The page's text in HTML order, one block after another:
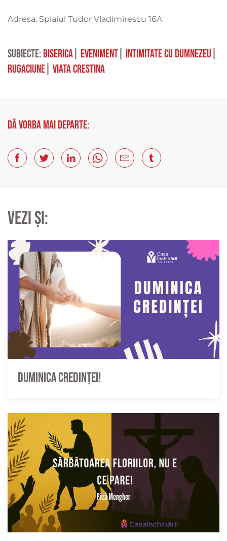
Adresa: Splaiul Tudor Vladimirescu 16A
Subiecte:biserica eveniment intimitate cu Dumnezeu
rugaciune viata crestina
Dă vorba mai departe:
Vezi și:
Duminica credinței!